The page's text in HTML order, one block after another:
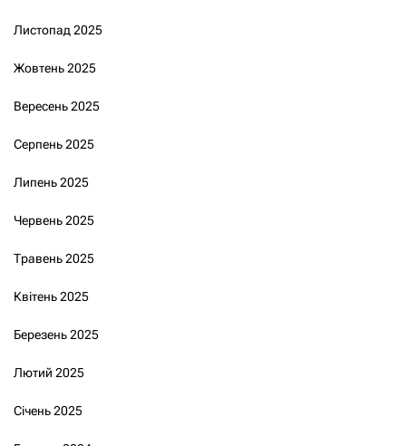
Листопад 2025
Жовтень 2025
Вересень 2025
Серпень 2025
Липень 2025
Червень 2025
Травень 2025
Квітень 2025
Березень 2025
Лютий 2025
Січень 2025